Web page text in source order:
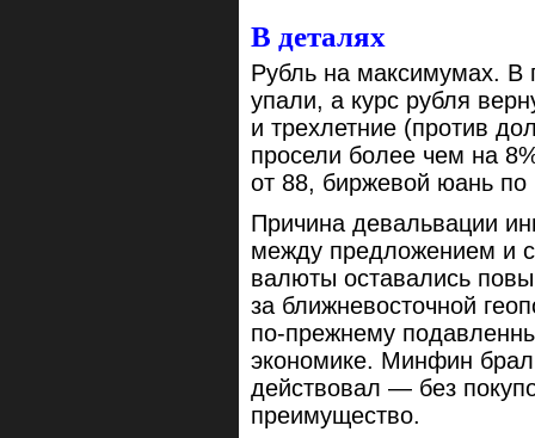
В деталях
Рубль на максимумах. В
упали, а курс рубля
и трехлетние (против
просели более чем на
от 88, биржевой юань по
Причина девальвации
между предложением и
валюты оставались
за ближневосточной
по-прежнему
экономике. Минфин
действовал — без
преимущество.